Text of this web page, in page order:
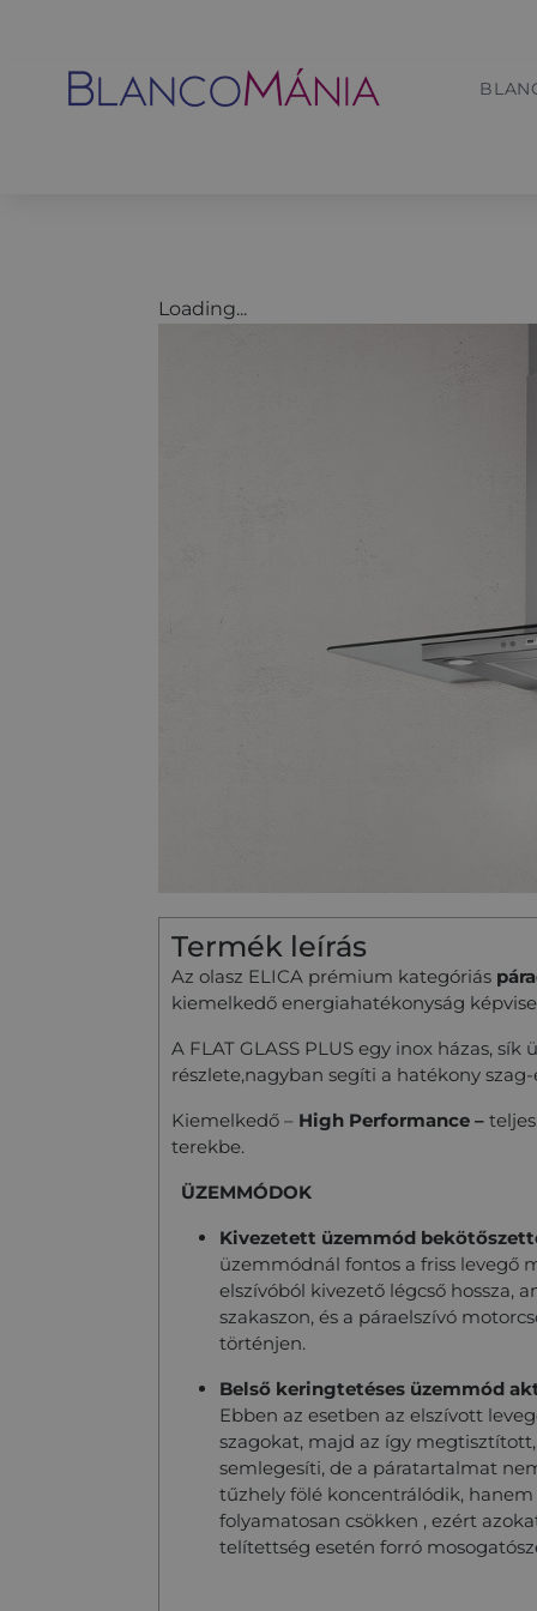
Loading...
Termék leírás
Az olasz ELICA prémium kategóriás
kiemelkedő energiahatékonyság
A FLAT GLASS PLUS egy inox házas,
részlete,nagyban segíti a hatékony szag-
Kiemelkedő – High Performance –
terekbe.
ÜZEMMÓDOK
Kivezetett üzemmód b
üzemmódnál fontos a friss levegő
elszívóból kivezető légcső hossza,
szakaszon, és a páraelszívó
történjen.
Belső keringtetéses üzemmód a
Ebben az esetben az elszívott
szagokat, majd az így
semlegesíti, de a páratartalmat
tűzhely fölé koncentrálódik,
folyamatosan csökken , ezért
telítettség esetén forró